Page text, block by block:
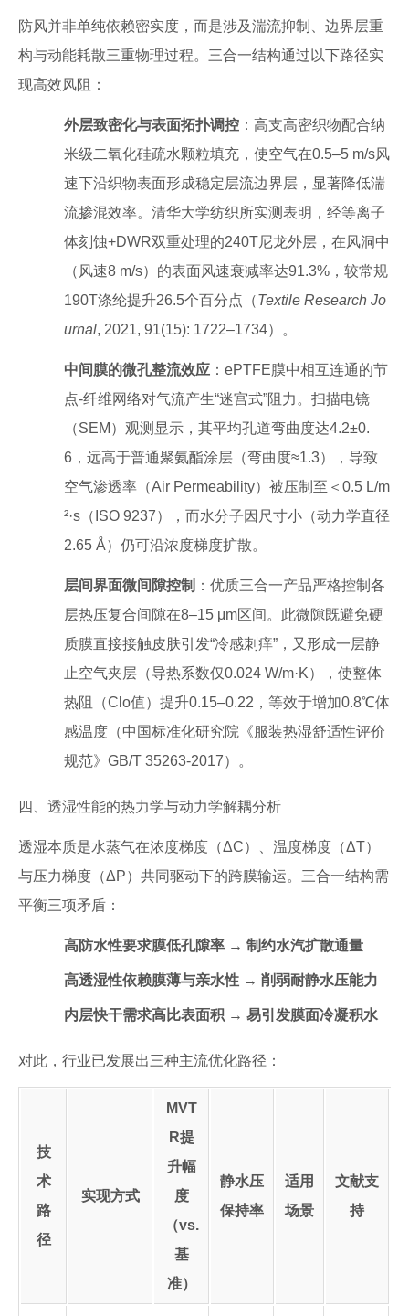
防风并非单纯依赖密实度，而是涉及湍流抑制、边界层重
构与动能耗散三重物理过程。三合一结构通过以下路径实
现高效风阻：
外层致密化与表面拓扑调控 ：高支高密织物配合纳
米级二氧化硅疏水颗粒填充，使空气在0.5–5 m/s风
速下沿织物表面形成稳定层流边界层，显著降低湍
流掺混效率。清华大学纺织所实测表明，经等离子
体刻蚀+DWR双重处理的240T尼龙外层，在风洞中
（风速8 m/s）的表面风速衰减率达91.3%，较常规
190T涤纶提升26.5个百分点（Textile Research Jo
urnal, 2021, 91(15): 1722–1734）。
中间膜的微孔整流效应 ：ePTFE膜中相互连通的节
点-纤维网络对气流产生“迷宫式”阻力。扫描电镜
（SEM）观测显示，其平均孔道弯曲度达4.2±0.
6，远高于普通聚氨酯涂层（弯曲度≈1.3），导致
空气渗透率（Air Permeability）被压制至＜0.5 L/m
²·s（ISO 9237），而水分子因尺寸小（动力学直径
2.65 Å）仍可沿浓度梯度扩散。
层间界面微间隙控制 ：优质三合一产品严格控制各
层热压复合间隙在8–15 μm区间。此微隙既避免硬
质膜直接接触皮肤引发“冷感刺痒”，又形成一层静
止空气夹层（导热系数仅0.024 W/m·K），使整体
热阻（Clo值）提升0.15–0.22，等效于增加0.8℃体
感温度（中国标准化研究院《服装热湿舒适性评价
规范》GB/T 35263-2017）。
四、透湿性能的热力学与动力学解耦分析
透湿本质是水蒸气在浓度梯度（ΔC）、温度梯度（ΔT）
与压力梯度（ΔP）共同驱动下的跨膜输运。三合一结构需
平衡三项矛盾：
高防水性要求膜低孔隙率 → 制约水汽扩散通量
高透湿性依赖膜薄与亲水性 → 削弱耐静水压能力
内层快干需求高比表面积 → 易引发膜面冷凝积水
对此，行业已发展出三种主流优化路径：
技
术
路
径
实现方式
MVT
R提
升幅
度
（vs.
基
准）
静水压
保持率
适用
场景
文献支
持